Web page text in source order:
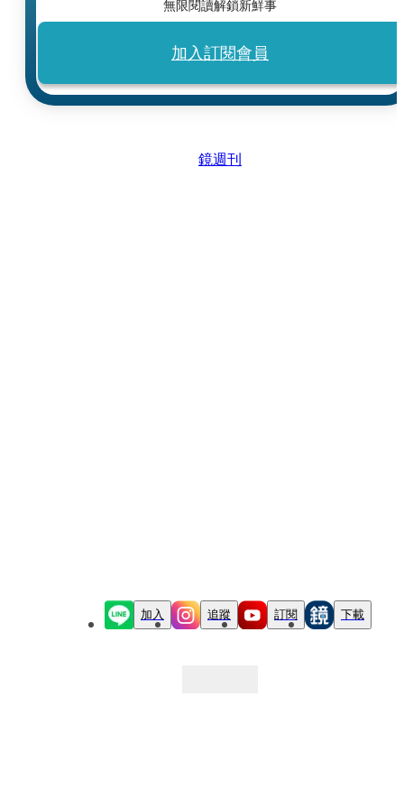
無限閱讀解鎖新鮮事
加入訂閱會員
鏡週刊
加入 追蹤 訂閱 下載